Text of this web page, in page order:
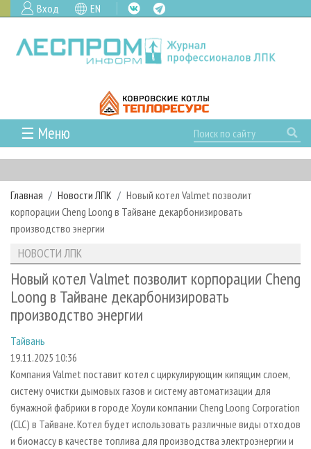
Вход EN
☰ Меню
ГЛАВНАЯ
РУБРИКИ И ТЕМЫ
РУБРИКИ ЖУРНАЛА
ЛЕСНОЕ ХОЗЯЙСТВО
ЛЕСОЗАГОТОВКА
ЛЕСОПИЛЕНИЕ
ДЕРЕВООБРАБОТКА
СУШКА ДРЕВЕСИНЫ
ПРОИЗВОДСТВО ДРЕВЕСНЫХ ПЛИТ
ДЕРЕВЯННОЕ ДОМОСТРОЕНИЕ
ПРОИЗВОДСТВО МЕБЕЛИ
БИОЭНЕРГЕТИКА
ЦБП
НОВОСТИ
КАЛЕНДАРЬ СОБЫТИЙ
НОВОСТИ ЛПК
НОВОСТИ ЖУРНАЛА
НОВОСТИ КОМПАНИЙ
ПРОЕКТЫ ЛПИ
АНАЛИТИКА
ПРЕДПРИЯТИЯ ЛПК
ЛЕСНЫЕ РЕГИОНЫ РОССИИ
ПЕРСОНЫ
МОБИЛЬНЫЕ ВЫСТАВКИ
ОФИЦИАЛЬНЫЕ ДЕЛЕГАЦИИ
ПРИОРИТЕТНЫЕ ИНВЕСТПРОЕКТЫ
RUSSIAN FORESTRY REVIEW
ГАЗЕТА ЛЕСПРОМФОРУМ
АРХИВ
АРХИВ ЖУРНАЛОВ
СТАТЬИ
О ЖУРНАЛЕ
ПОДПИСКА
КОНТАКТЫ
РЕКЛАМОДАТЕЛЯМ
РЕКЛАМА
РЕКЛАМА НА САЙТЕ
Главная Новости ЛПК
Новый котел Valmet позволит
корпорации Cheng Loong в Тайване декарбонизировать
производство энергии
НОВОСТИ ЛПК
Новый котел Valmet позволит корпорации Cheng
Loong в Тайване декарбонизировать
производство энергии
Тайвань
19.11.2025 10:36
Компания Valmet поставит котел с циркулирующим кипящим слоем,
систему очистки дымовых газов и систему автоматизации для
бумажной фабрики в городе Хоули компании Cheng Loong Corporation
(CLC) в Тайване. Котел будет использовать различные виды отходов
и биомассу в качестве топлива для производства электроэнергии и